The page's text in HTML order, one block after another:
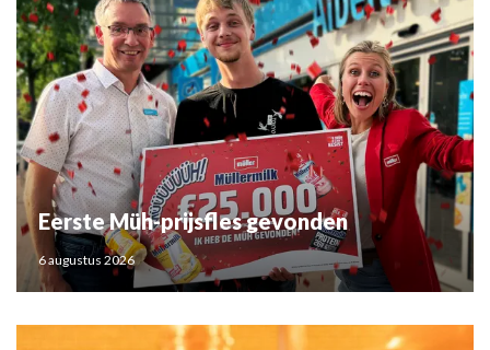
Eerste Müh-prijsfles gevonden
6 augustus 2026